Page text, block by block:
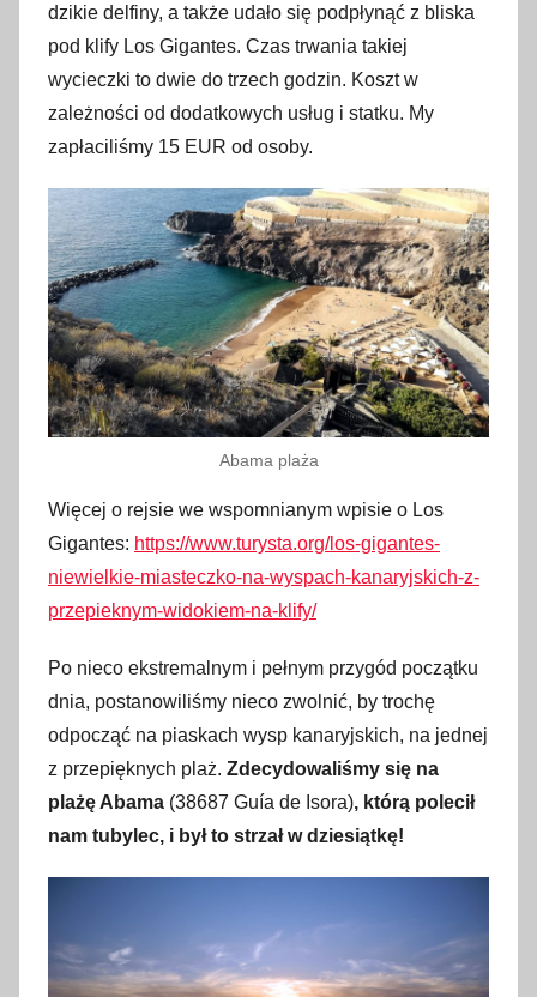
dzikie delfiny, a także udało się podpłynąć z bliska
pod klify Los Gigantes. Czas trwania takiej
wycieczki to dwie do trzech godzin. Koszt w
zależności od dodatkowych usług i statku. My
zapłaciliśmy 15 EUR od osoby.
Abama plaża
Więcej o rejsie we wspomnianym wpisie o Los
Gigantes: https://www.turysta.org/los-gigantes-
niewielkie-miasteczko-na-wyspach-kanaryjskich-z-
przepieknym-widokiem-na-klify/
Po nieco ekstremalnym i pełnym przygód początku
dnia, postanowiliśmy nieco zwolnić, by trochę
odpocząć na piaskach wysp kanaryjskich, na jednej
z przepięknych plaż. Zdecydowaliśmy się na
plażę Abama (38687 Guía de Isora), którą polecił
nam tubylec, i był to strzał w dziesiątkę!